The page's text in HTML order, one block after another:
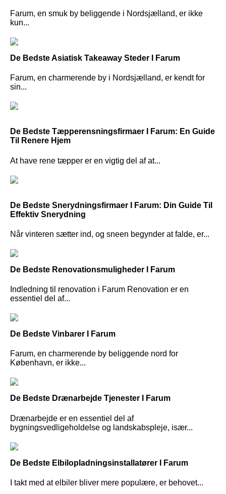
Farum, en smuk by beliggende i Nordsjælland, er ikke
kun...
De Bedste Asiatisk Takeaway Steder I Farum
Farum, en charmerende by i Nordsjælland, er kendt for
sin...
De Bedste Tæpperensningsfirmaer I Farum: En Guide
Til Renere Hjem
At have rene tæpper er en vigtig del af at...
De Bedste Snerydningsfirmaer I Farum: Din Guide Til
Effektiv Snerydning
Når vinteren sætter ind, og sneen begynder at falde, er...
De Bedste Renovationsmuligheder I Farum
Indledning til renovation i Farum Renovation er en
essentiel del af...
De Bedste Vinbarer I Farum
Farum, en charmerende by beliggende nord for
København, er ikke...
De Bedste Drænarbejde Tjenester I Farum
Drænarbejde er en essentiel del af
bygningsvedligeholdelse og landskabspleje, især...
De Bedste Elbilopladningsinstallatører I Farum
I takt med at elbiler bliver mere populære, er behovet...